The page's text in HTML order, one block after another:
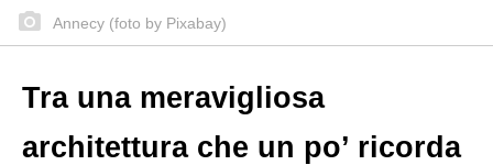
Annecy (foto by Pixabay)
Tra una meravigliosa
architettura che un po’ ricorda